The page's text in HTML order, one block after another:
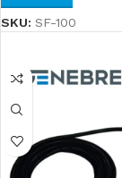
SKU: SF-100